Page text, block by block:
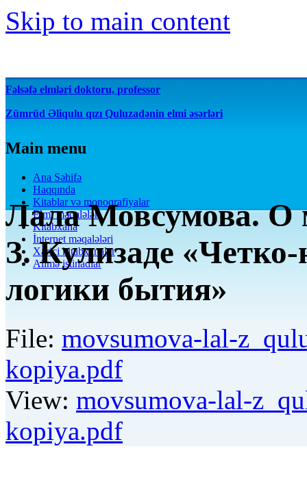
Skip to main content
Fəlsəfə elmləri doktoru, professor
Zümrüd Əliqulu qızı Quluzadənin elmi əsərləri
Main menu
Ana Səhifə
Haqqında
Kitablar və monoqrafiyalar
Elmi məqalələr
Kitabxana
İnternet məqalələri
Xarici kitabxanalar
Alimə istinadlar
Лала Мовсумова. О
З. Кулизаде
логики бытия»
File: movsumova-lal-
kopiya.pdf
View: movsumova-lal-
kopiya.pdf